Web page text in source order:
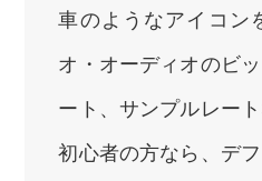
車のようなアイコン
オ・オーディオのビ
ート、サンプルレー
初心者の方なら、デ